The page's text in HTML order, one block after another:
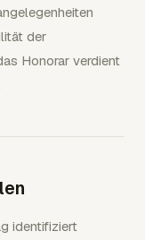
der
Honorar verdient
identifiziert